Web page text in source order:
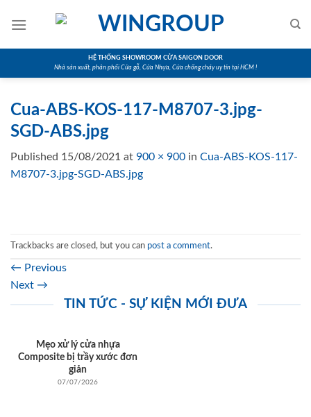
HỆ THỐNG SHOWROOM CỬA SAIGON DOOR
Nhà sản xuất, phân phối Cửa gỗ, Cửa Nhựa, Cửa chống cháy uy tín tại HCM !
Cua-ABS-KOS-117-M8707-3.jpg-
SGD-ABS.jpg
Published 15/08/2021 at 900 × 900 in Cua-ABS-KOS-117-
M8707-3.jpg-SGD-ABS.jpg
Trackbacks are closed, but you can post a comment.
← Previous
Next →
TIN TỨC - SỰ KIỆN MỚI ĐƯA
Mẹo xử lý cửa nhựa
Composite bị trầy xước đơn
giản
07/07/2026